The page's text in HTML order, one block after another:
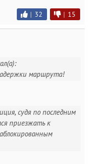
| 32 | 15
маршрута!
судя по последним
приезжать к